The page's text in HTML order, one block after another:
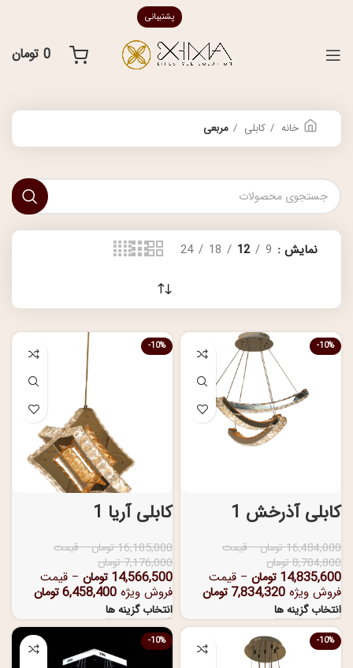
پشتیبانی
0 تومان
خانه کابلی مربعی
نمایش 9
12
18
24
-10%
کابلی آذرخش 1
16,484,000تومان–قیمت
8,704,800تومان
14,835,600 تومان – قیمت
فروش ویژه 7,834,320 تومان
انتخاب گزینه ها
-10%
کابلی آریا 1
16,185,000تومان–قیمت
7,176,000تومان
14,566,500 تومان – قیمت
فروش ویژه 6,458,400تومان
انتخاب گزینه ها
-10%
-10%